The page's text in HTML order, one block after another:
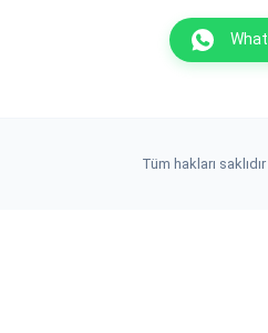
Tüm hakları